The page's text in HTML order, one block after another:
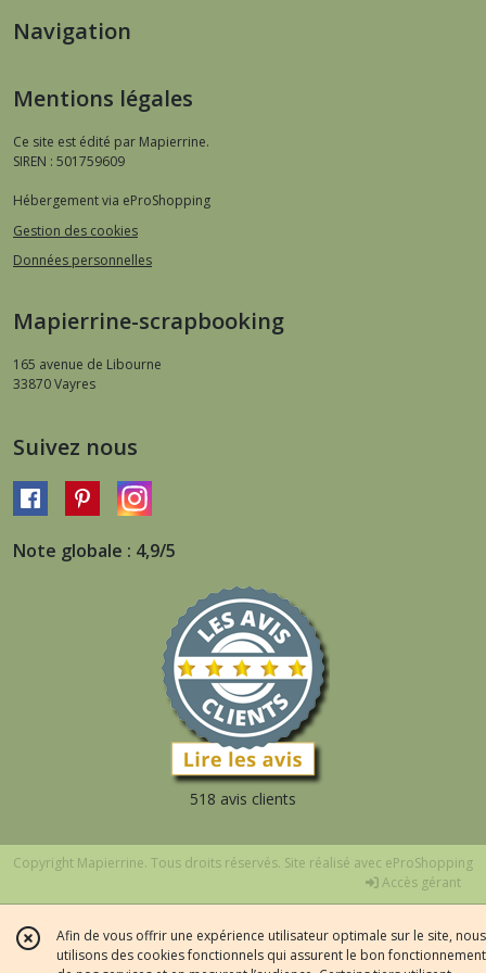
Navigation
Mentions légales
Ce site est édité par Mapierrine.
SIREN : 501759609
Hébergement via eProShopping
Gestion des cookies
Données personnelles
Mapierrine-scrapbooking
165 avenue de Libourne
33870Vayres
Suivez nous
Note globale : 4,9/5
518 avis clients
Copyright Mapierrine. Tous droits réservés. Site réalisé avec eProShopping
Accès gérant
Afin de vous offrir une expérience utilisateur optimale sur le site, nous
utilisons des cookies fonctionnels qui assurent le bon fonctionnement